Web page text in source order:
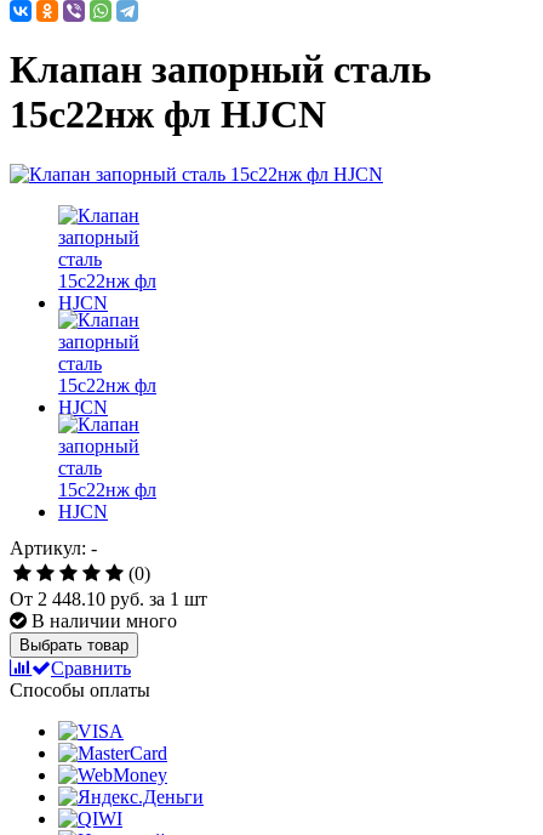
Клапан запорный сталь
15с22нж фл HJCN
Артикул: -
(0)
От 2 448.10 руб. за 1 шт
В наличии много
Выбрать товар
Сравнить
Способы оплаты